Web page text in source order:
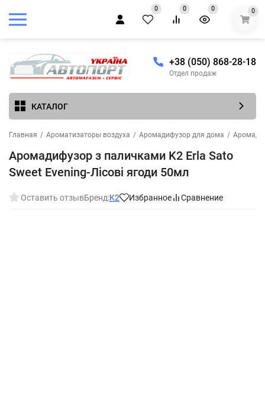
0 0 0 0
+38 (050) 868-28-18
Отдел продаж
КАТАЛОГ
Главная / Ароматизаторы воздуха / Аромадифузор для дома /
Аромадифузор з паличками K2 Erla Sato
Sweet Evening-Лісові ягоди 50мл
Оставить отзывБренд:K2 Избранное Сравнение